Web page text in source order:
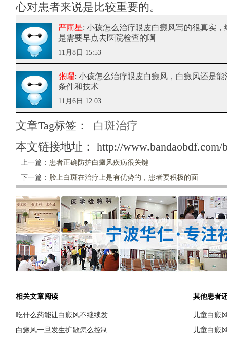
心对患者来说是比较重要的。
严雨星: 小孩怎么治疗眼皮白癜风写的很真实，
是需要早点去医院检查的啊
11月8日 15:53
张曜: 小孩怎么治疗眼皮白癜风，白癜风还是
条件和技术
11月6日 12:03
文章Tag标签：
白斑治疗
本文链接地址： http://www.bandaobdf.com/
上一篇： 患者正确防护白癜风疾病很关键
下一篇： 脸上白斑在治疗上是有优势的，患者要积极的面
相关文章阅读
吃什么药能让白癜风不继续发
白癜风一旦发生扩散怎么控制
其他患者
儿童白癜
儿童白癜